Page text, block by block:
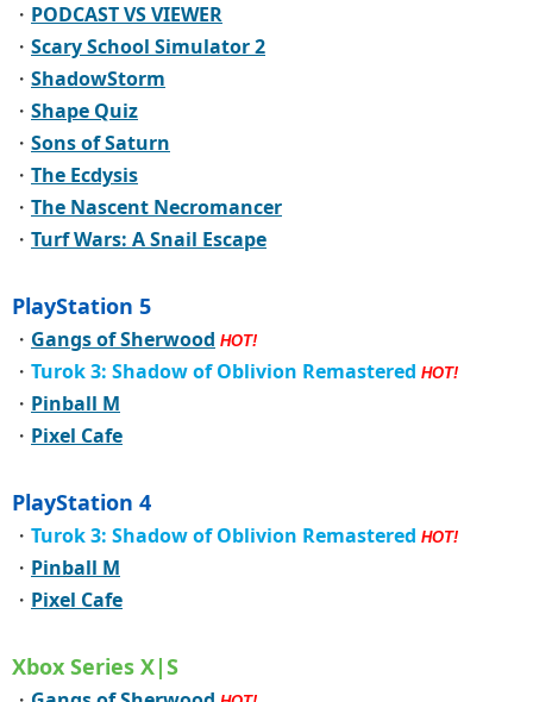
・ PODCAST VS VIEWER
・ Scary School Simulator 2
・ ShadowStorm
・ Shape Quiz
・ Sons of Saturn
・ The Ecdysis
・ The Nascent Necromancer
・ Turf Wars: A Snail Escape
PlayStation 5
・ Gangs of Sherwood HOT!
・ Turok 3: Shadow of Oblivion Remastered HOT!
・ Pinball M
・ Pixel Cafe
PlayStation 4
・ Turok 3: Shadow of Oblivion Remastered HOT!
・ Pinball M
・ Pixel Cafe
Xbox Series X|S